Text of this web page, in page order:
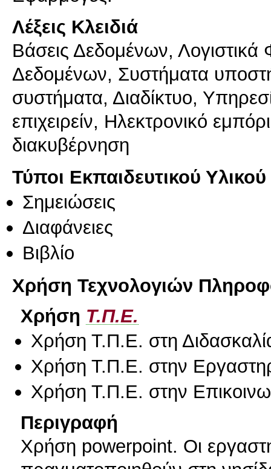
Λέξεις Κλειδιά
Βάσεις Δεδομένων, Λογιστικά
Δεδομένων, Συστήματα
συστήματα, Διαδίκτυο,
επιχειρείν, Ηλεκτρονικό
διακυβέρνηση
Τύποι Εκπαιδευτικού Υλικού
Σημειώσεις
Διαφάνειες
Βιβλίο
Χρήση Τεχνολογιών
Χρήση Τ.Π.Ε.
Χρήση Τ.Π.Ε. στη
Χρήση Τ.Π.Ε. στην
Χρήση Τ.Π.Ε. στην
Περιγραφή
Χρήση powerpoint. Οι